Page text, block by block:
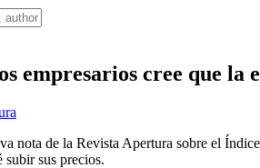
empresarios cree que la
nota de la Revista Apertura sobre el
subir sus precios.